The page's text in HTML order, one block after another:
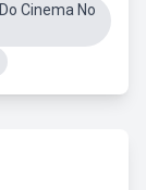
Cinema No